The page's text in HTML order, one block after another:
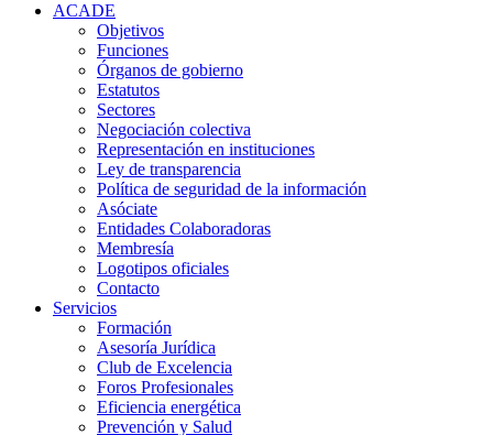
ACADE
Objetivos
Funciones
Órganos de gobierno
Estatutos
Sectores
Negociación colectiva
Representación en instituciones
Ley de transparencia
Política de seguridad de la información
Asóciate
Entidades Colaboradoras
Membresía
Logotipos oficiales
Contacto
Servicios
Formación
Asesoría Jurídica
Club de Excelencia
Foros Profesionales
Eficiencia energética
Prevención y Salud